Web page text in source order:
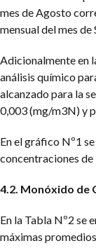
mes de Agosto
mensual del mes
Adicionalmente en
análisis químico
alcanzado para la
0,003 (mg/m3N) y
En el gráfico Nº1
concentraciones
4.2. Monóxido de
En la Tabla Nº2 se
máximas